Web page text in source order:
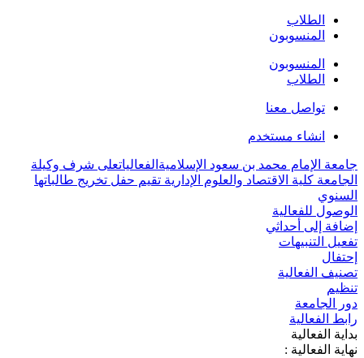
الطلاب
المنسوبون
المنسوبون
الطلاب
تواصل معنا
انشاء مستخدم
جامعة الإمام محمد بن سعود الإسلامية الفعالياتعلى شرف وكيلة
الجامعة كلية الاقتصاد والعلوم الإدارية تقيم حفل تخريج طالباتها
السنوي
الوصول للفعالية
إضافة إلى أحداثي
تفعيل التنبيهات
إحتفال
تصنيف الفعالية
تنظيم
دور الجامعة
رابط الفعالية
بداية الفعالية
نهاية الفعالية :